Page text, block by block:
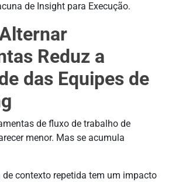
de Insight para Execução.
Reduz a
das Equipes de
de fluxo de trabalho de
menor. Mas se acumula
de contexto repetida tem um impacto